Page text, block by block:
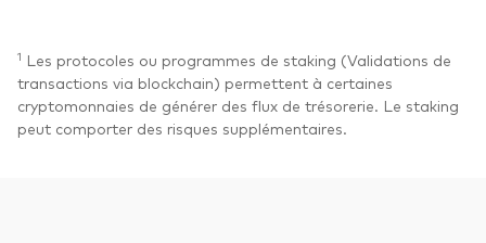
1 Les protocoles ou programmes de staking (Validations de
transactions via blockchain) permettent à certaines
cryptomonnaies de générer des flux de trésorerie. Le staking
peut comporter des risques supplémentaires.